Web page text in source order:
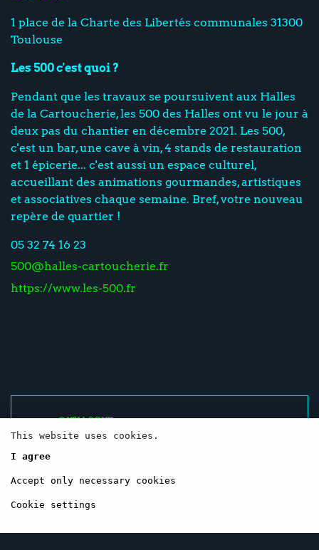
1 place de la Charte des Libertés communales 31300
Toulouse
Les 500 c'est quoi ?
Pendant que les travaux se poursuivent aux Halles
de la Cartoucherie, les 500 des Halles ont vu le jour à
deux pas du chantier en décembre 2021. Les 500,
c'est un bar, une cave à vin, 4 stands de restauration
et 1 épicerie... c'est aussi un espace culturel,
accueillant des animations gourmandes, artistiques
et associatives chaque semaine. Bref, votre nouveau
repère de quartier !
05 32 74 16 23
500@halles-cartoucherie.fr
https://www.les-500.fr
CATALOGUE
RESSOURCES
This website uses cookies.
I agree
Accept only necessary cookies
Cookie settings